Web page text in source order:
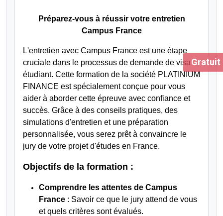
Gratuit
Préparez-vous à réussir votre entretien
Campus France
L'entretien avec Campus France est une étape
cruciale dans le processus de demande de visa
étudiant. Cette formation de la société PLATINIUM
FINANCE est spécialement conçue pour vous
aider à aborder cette épreuve avec confiance et
succès. Grâce à des conseils pratiques, des
simulations d'entretien et une préparation
personnalisée, vous serez prêt à convaincre le
jury de votre projet d'études en France.
Objectifs de la formation :
Comprendre les attentes de Campus
France : Savoir ce que le jury attend de vous
et quels critères sont évalués.